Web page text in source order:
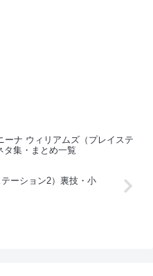
ーナ ウィリアムズ（プレイステ
タ集・まとめ一覧
ーション2）裏技・小